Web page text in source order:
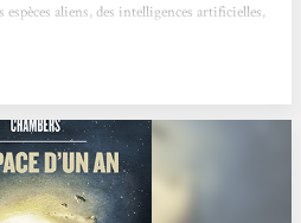
espèces aliens, des intelligences artificielles,
joie et d’énergie. Becky Chambers signe